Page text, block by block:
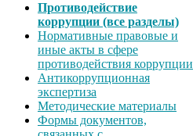
Противодействие
коррупции (все разделы)
Нормативные правовые и
иные акты в сфере
противодействия коррупции
Антикоррупционная
экспертиза
Методические материалы
Формы документов,